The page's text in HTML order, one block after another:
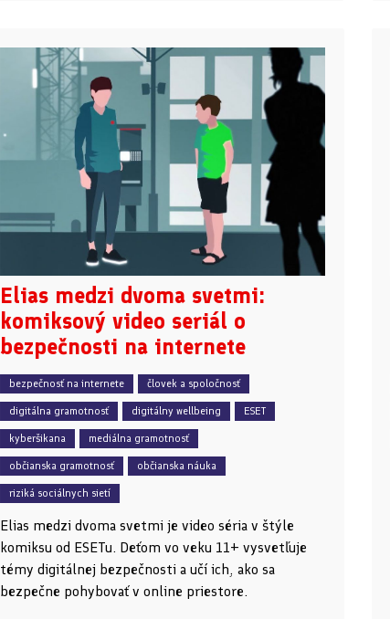
Elias medzi dvoma svetmi:
komiksový video seriál o
bezpečnosti na internete
bezpečnosť na internete človek a spoločnosť
digitálna gramotnosť digitálny wellbeing ESET
kyberšikana mediálna gramotnosť
občianska gramotnosť občianska náuka
riziká sociálnych sietí
Elias medzi dvoma svetmi je video séria v štýle
komiksu od ESETu. Deťom vo veku 11+ vysvetľuje
témy digitálnej bezpečnosti a učí ich, ako sa
bezpečne pohybovať v online priestore.